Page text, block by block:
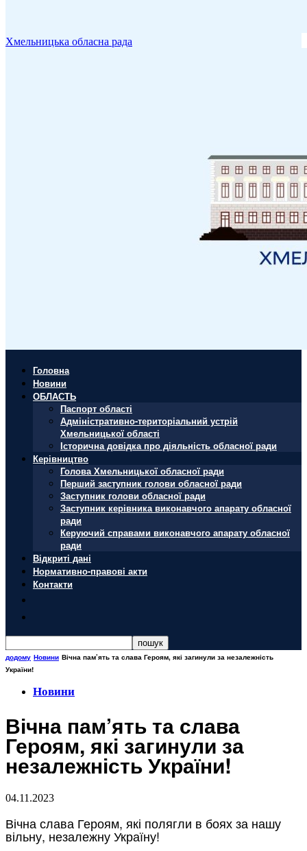
Хмельницька обласна рада
Головна
Новини
ОБЛАСТЬ
Паспорт області
Адміністративно-територіальний устрій
Хмельницької області
Історична довідка про діяльність обласної ради
Керівництво
Голова Хмельницької обласної ради
Перший заступник голови обласної ради
Заступник голови обласної ради
Заступник керівника виконавчого апарату обласної
ради
Керуючий справами виконавчого апарату обласної
ради
Відкриті дані
Нормативно-правові акти
Контакти
додому Новини Вічна пам’ять та слава Героям, які загинули за незалежність
України!
Новини
Вічна пам’ять та слава
Героям, які загинули за
незалежність України!
04.11.2023
Вічна слава Героям, які полягли в боях за нашу
вільну, незалежну Україну!